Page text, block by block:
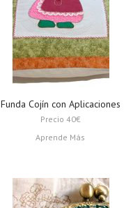
Funda Cojín con Aplicaciones
Precio 40€
Aprende Más